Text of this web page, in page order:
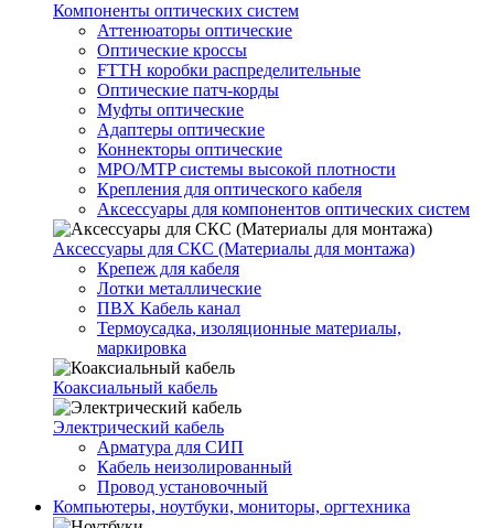
Компоненты оптических систем
Аттенюаторы оптические
Оптические кроссы
FTTH коробки распределительные
Оптические патч-корды
Муфты оптические
Адаптеры оптические
Коннекторы оптические
MPO/MTP системы высокой плотности
Крепления для оптического кабеля
Аксессуары для компонентов оптических систем
Аксессуары для СКС (Материалы для монтажа)
Крепеж для кабеля
Лотки металлические
ПВХ Кабель канал
Термоусадка, изоляционные материалы,
маркировка
Коаксиальный кабель
Электрический кабель
Арматура для СИП
Кабель неизолированный
Провод установочный
Компьютеры, ноутбуки, мониторы, оргтехника